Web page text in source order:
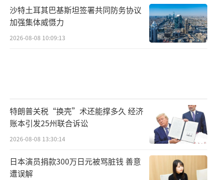
沙特土耳其巴基斯坦签署共同防务协议
加强集体威慑力
2026-08-08 10:09:13
特朗普关税“换壳”术还能撑多久 经济
账本引发25州联合诉讼
2026-08-08 13:30:14
日本演员捐款300万日元被骂脏钱 善意
遭误解